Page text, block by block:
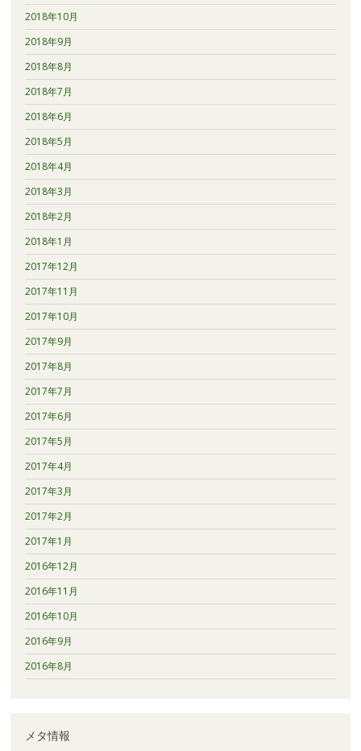
2018年10月
2018年9月
2018年8月
2018年7月
2018年6月
2018年5月
2018年4月
2018年3月
2018年2月
2018年1月
2017年12月
2017年11月
2017年10月
2017年9月
2017年8月
2017年7月
2017年6月
2017年5月
2017年4月
2017年3月
2017年2月
2017年1月
2016年12月
2016年11月
2016年10月
2016年9月
2016年8月
メタ情報